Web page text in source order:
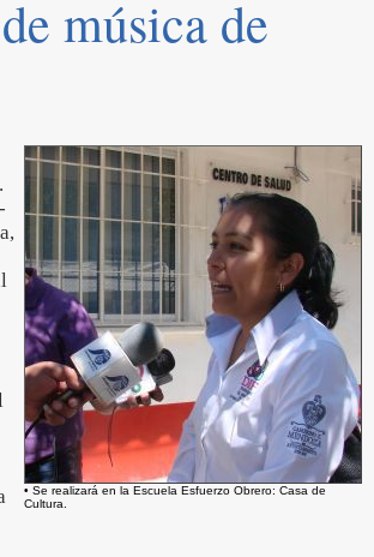
música de
• Se realizará en la Escuela Esfuerzo Obrero: Casa de
Cultura.